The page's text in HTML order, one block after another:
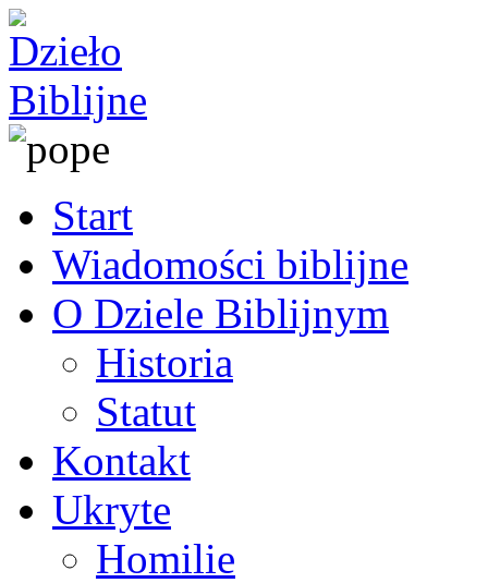
Start
Wiadomości biblijne
O Dziele Biblijnym
Historia
Statut
Kontakt
Ukryte
Homilie